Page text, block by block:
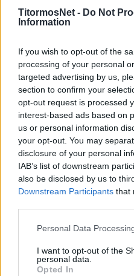
TitormosNet - Do Not
Information
If you wish to opt-out of the
processing of your personal
targeted advertising by us,
section to confirm your
opt-out request is processed
interest-based ads based on
us or personal information
your opt-out. You may
disclosure of your personal
IAB’s list of downstream
also be disclosed by us to
Downstream Participants that
Personal Data
I want to opt-out of the
personal data.
Opted In
«Το πρώτο εξάμηνο
κακής
Outs της δεύτερης
άλλο που ο κ.
είχα γεμάτη χρονιά,
προσπάθεια. Ήθελα
ευχάριστο και για
τραυματιστώ,
χρόνο. Προσπάθησα
προσφέρω, ήμουν
Για την πορεία του
που τελείωσε:
«Η ομάδα έδειξε πολύ
σημείου. Δεν μπήκε